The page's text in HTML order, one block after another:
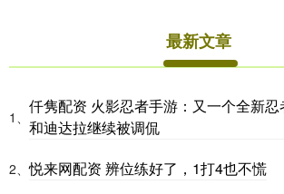
最新文章
1、
仟隽配资 火影忍者手游：又一个全新
和迪达拉继续被调侃
2、悦来网配资 辨位练好了，1打4也不慌